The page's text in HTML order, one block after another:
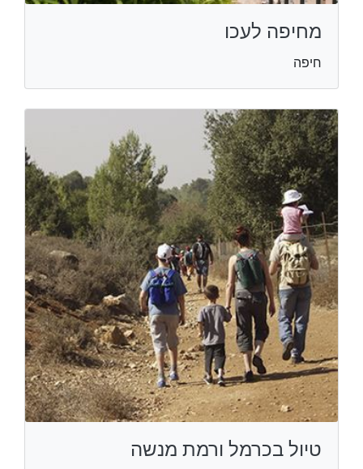
מחיפה לעכו
חיפה
טיול בכרמל ורמת מנשה